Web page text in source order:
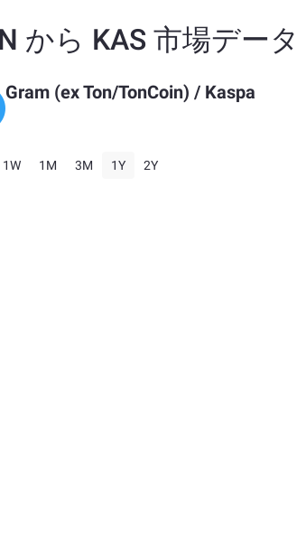
から KAS 市場データ
Gram (ex Ton/TonCoin) / Kaspa
1W 1M 3M 1Y 2Y